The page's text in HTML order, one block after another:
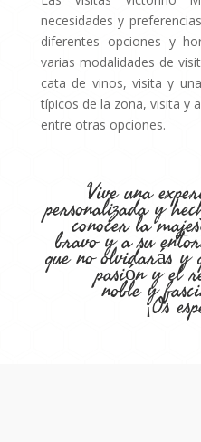
necesidades y
diferentes opciones y
varias modalidades de
cata de vinos, visita y
típicos de la zona, visita y
entre otras opciones.
Vive una
personalizada y
conocer la
bravo y a su
que no olvidarás
pasión y el
noble y¡Os